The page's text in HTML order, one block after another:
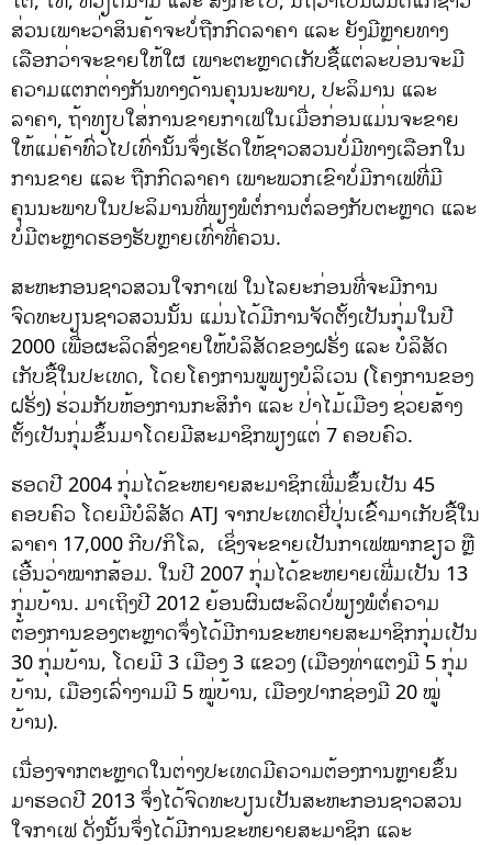
ສ່ວນເພາະວ່າສິນຄ້າຈະບໍ່ຖືກກົດລາຄາ ແລະ ຍັງມີຫຼາຍທາງ
ເລືອກວ່າຈະຂາຍໃຫ້ໃຜ ເພາະຕະຫຼາດເກັບຊື້ແຕ່ລະບ່ອນຈະມີ
ຄວາມແຕກຕ່າງກັນທາງດ້ານຄຸນນະພາບ, ປະລິມານ ແລະ
ລາຄາ, ຖ້າທຽບໃສ່ການຂາຍກາເຟໃນເມື່ອກ່ອນແມ່ນຈະຂາຍ
ໃຫ້ແມ່ຄ້າທົ່ວໄປເທົ່ານັ້ນຈຶ່ງເຮັດໃຫ້ຊາວສວນບໍ່ມີທາງເລືອກໃນ
ການຂາຍ ແລະ ຖືກກົດລາຄາ ເພາະພວກເຂົາບໍ່ມີກາເຟທີ່ມີ
ຄຸນນະພາບໃນປະລິມານທີ່ພຽງພໍຕໍ່ການຕໍ່ລອງກັບຕະຫຼາດ ແລະ
ບໍ່ມີຕະຫຼາດຮອງຮັບຫຼາຍເທົ່າທີ່ຄວນ.
ສະຫະກອນຊາວສວນໃຈກາເຟ ໃນໄລຍະກ່ອນທີ່ຈະມີການ
ຈົດທະບຽນຊາວສວນນັ້ນ ແມ່ນໄດ້ມີການຈັດຕັ້ງເປັນກຸ່ມໃນປີ
2000 ເພື່ອຜະລິດສົ່ງຂາຍໃຫ້ບໍລິສັດຂອງຝຣັ່ງ ແລະ ບໍລິສັດ
ເກັບຊື້ໃນປະເທດ, ໂດຍໂຄງການພູພຽງບໍລິເວນ (ໂຄງການຂອງ
ຝຣັ່ງ) ຮ່ວມກັບຫ້ອງການກະສິກຳ ແລະ ປ່າໄມ້ເມືອງ ຊ່ວຍສ້າງ
ຕັ້ງເປັນກຸ່ມຂຶ້ນມາໂດຍມີສະມາຊິກພຽງແຕ່ 7 ຄອບຄົວ.
ຮອດປີ 2004 ກຸ່ມໄດ້ຂະຫຍາຍສະມາຊິກເພີ່ມຂຶ້ນເປັນ 45
ຄອບຄົວ ໂດຍມີບໍລິສັດ ATJ ຈາກປະເທດຢີ່ປຸ່ນເຂົ້າມາເກັບຊື້ໃນ
ລາຄາ 17,000 ກີບ/ກິໂລ, ເຊິ່ງຈະຂາຍເປັນກາເຟໝາກຂຽວ ຫຼື
ເອີ້ນວ່າໝາກສ້ອມ. ໃນປີ 2007 ກຸ່ມໄດ້ຂະຫຍາຍເພີ່ມເປັນ 13
ກຸ່ມບ້ານ. ມາເຖິງປີ 2012 ຍ້ອນຜົນຜະລິດບໍ່ພຽງພໍຕໍ່ຄວາມ
ຕ້ອງການຂອງຕະຫຼາດຈຶ່ງໄດ້ມີການຂະຫຍາຍສະມາຊິກກຸ່ມເປັນ
30 ກຸ່ມບ້ານ, ໂດຍມີ 3 ເມືອງ 3 ແຂວງ (ເມືອງທ່າແຕງມີ 5 ກຸ່ມ
ບ້ານ, ເມືອງເລົ່າງາມມີ 5 ໝູ່ບ້ານ, ເມືອງປາກຊ່ອງມີ 20 ໝູ່
ບ້ານ).
ເນື່ອງຈາກຕະຫຼາດໃນຕ່າງປະເທດມີຄວາມຕ້ອງການຫຼາຍຂຶ້ນ
ມາຮອດປີ 2013 ຈຶ່ງໄດ້ຈົດທະບຽນເປັນສະຫະກອນຊາວສວນ
ໃຈກາເຟ ດັ່ງນັ້ນຈຶ່ງໄດ້ມີການຂະຫຍາຍສະມາຊິກ ແລະ